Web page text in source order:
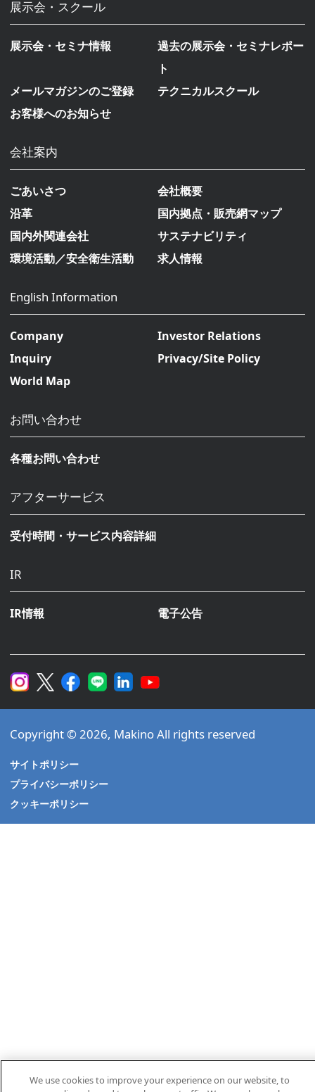
展示会・スクール
展示会・セミナ情報
過去の展示会・セミナレポー
ト
メールマガジンのご登録
テクニカルスクール
お客様へのお知らせ
会社案内
ごあいさつ
会社概要
沿革
国内拠点・販売網マップ
国内外関連会社
サステナビリティ
環境活動／安全衛生活動
求人情報
English Information
Company
Investor Relations
Inquiry
Privacy/Site Policy
World Map
お問い合わせ
各種お問い合わせ
アフターサービス
受付時間・サービス内容詳細
IR
IR情報 電子公告
Copyright © 2026, Makino All rights reserved
サイトポリシー
プライバシーポリシー
クッキーポリシー
We use cookies to improve your experience on our website, to